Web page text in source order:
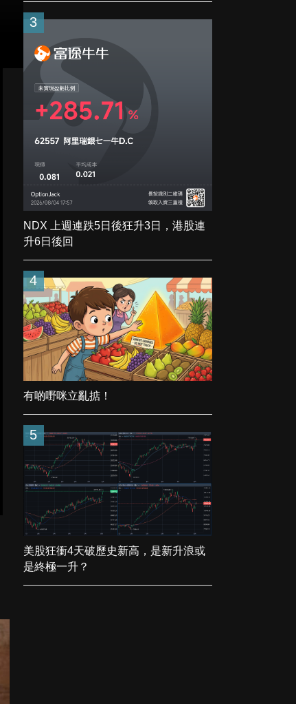
3
NDX 上週連跌5日後狂升3日，港股連
升6日後回
4
有啲嘢咪立亂掂！
5
美股狂衝4天破歷史新高，是新升浪或
是終極一升？